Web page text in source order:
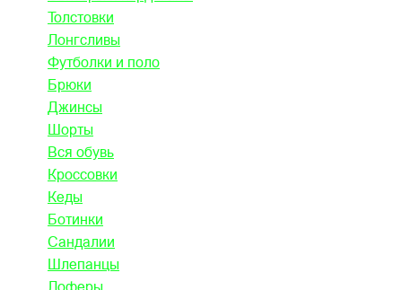
Толстовки
Лонгсливы
Футболки и поло
Брюки
Джинсы
Шорты
Вся обувь
Кроссовки
Кеды
Ботинки
Сандалии
Шлепанцы